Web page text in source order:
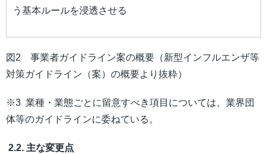
う基本ルールを浸透させる
図2 事業者ガイドライン案の概要（新型インフルエンザ等
対策ガイドライン（案）の概要より抜粋）
※3 業種・業態ごとに留意すべき項目については、業界団
体等のガイドラインに委ねている。
2.2. 主な変更点